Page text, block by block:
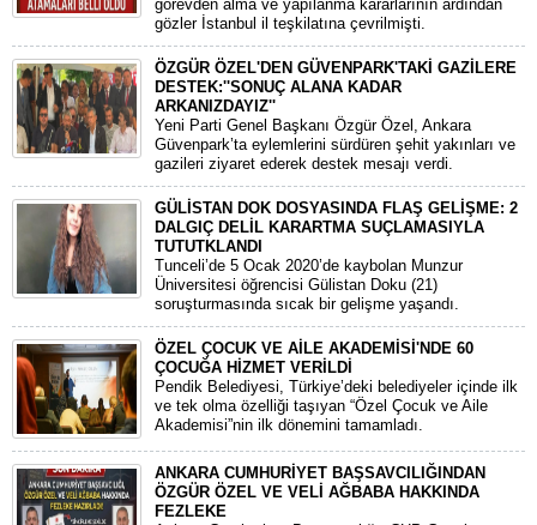
görevden alma ve yapılanma kararlarının ardından
gözler İstanbul il teşkilatına çevrilmişti.
ÖZGÜR ÖZEL'DEN GÜVENPARK'TAKİ GAZİLERE
DESTEK:''SONUÇ ALANA KADAR
ARKANIZDAYIZ''
​Yeni Parti Genel Başkanı Özgür Özel, Ankara
Güvenpark’ta eylemlerini sürdüren şehit yakınları ve
gazileri ziyaret ederek destek mesajı verdi.
GÜLİSTAN DOK DOSYASINDA FLAŞ GELİŞME: 2
DALGIÇ DELİL KARARTMA SUÇLAMASIYLA
TUTUTKLANDI
​Tunceli’de 5 Ocak 2020’de kaybolan Munzur
Üniversitesi öğrencisi Gülistan Doku (21)
soruşturmasında sıcak bir gelişme yaşandı.
ÖZEL ÇOCUK VE AİLE AKADEMİSİ'NDE 60
ÇOCUĞA HİZMET VERİLDİ
Pendik Belediyesi, Türkiye’deki belediyeler içinde ilk
ve tek olma özelliği taşıyan “Özel Çocuk ve Aile
Akademisi”nin ilk dönemini tamamladı.
ANKARA CUMHURİYET BAŞSAVCILIĞINDAN
ÖZGÜR ÖZEL VE VELİ AĞBABA HAKKINDA
FEZLEKE